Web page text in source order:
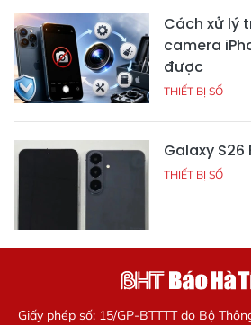
Cách xử lý
camera
được
THIẾT BỊ SỐ
Galaxy S26
THIẾT BỊ SỐ
Giấy phép số: 15/GP-BTTTT do Bộ